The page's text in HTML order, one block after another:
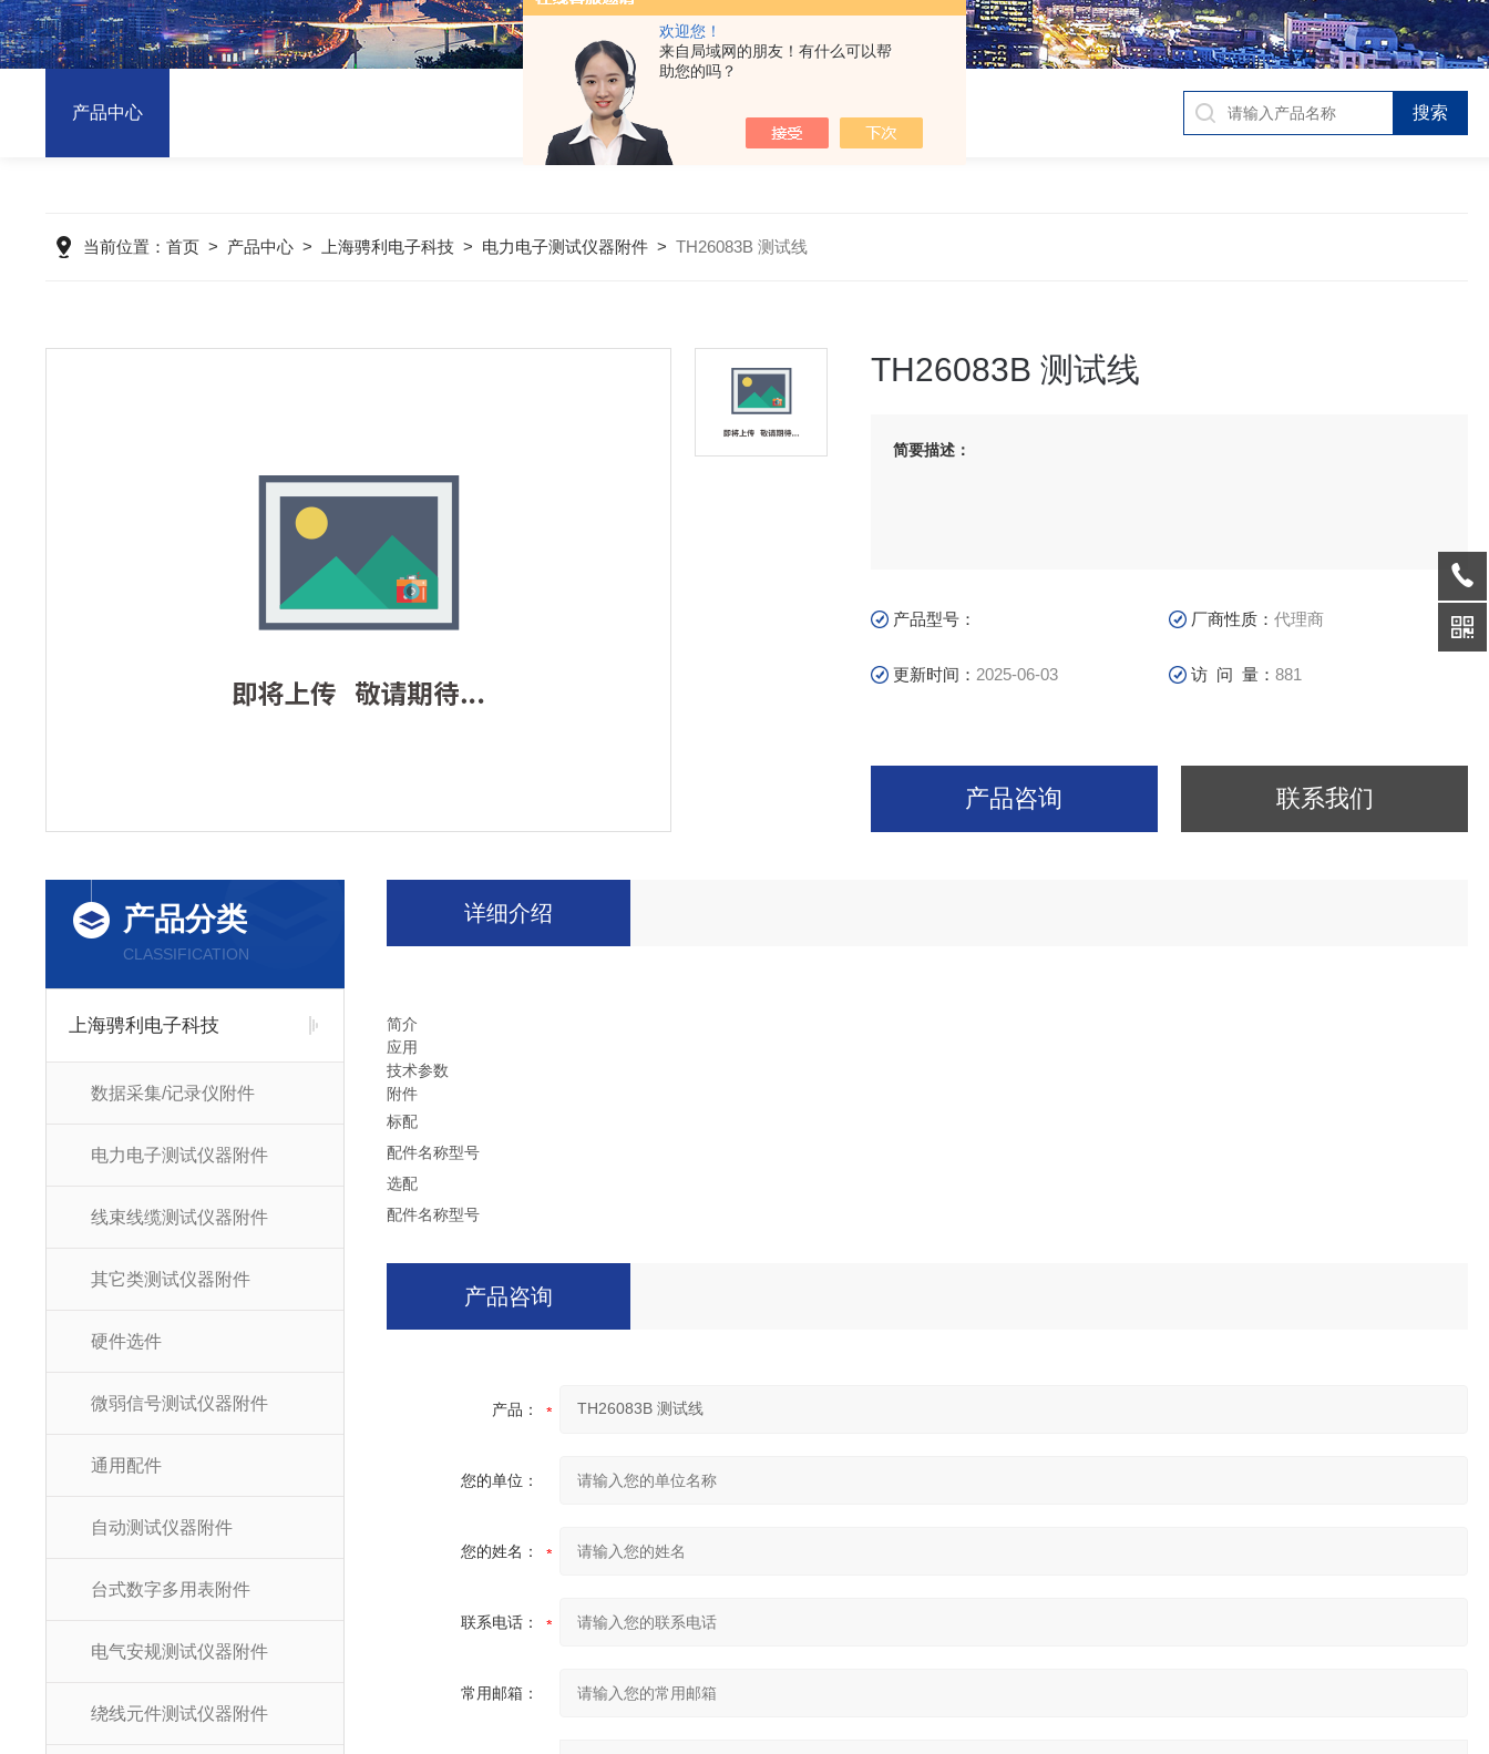
欢迎您！
来自局域网的朋友！有什么可以帮
助您的吗？
产品中心
当前位置： 首页> 产品中心> 上海骋利电子科技 > 电力电子测试仪器附件> TH26083B 测试线
TH26083B 测试线
简要描述：
产品型号： 厂商性质：代理商
更新时间： 2025-06-03 访 问 量：881
产品咨询 联系我们
产品分类
CLASSIFICATION
上海骋利电子科技
数据采集/记录仪附件
电力电子测试仪器附件
线束线缆测试仪器附件
其它类测试仪器附件
硬件选件
微弱信号测试仪器附件
通用配件
自动测试仪器附件
台式数字多用表附件
电气安规测试仪器附件
绕线元件测试仪器附件
详细介绍
简介
应用
技术参数
附件
标配
配件名称型号
选配
配件名称型号
产品咨询
产品：
您的单位：
您的姓名：
联系电话：
常用邮箱：